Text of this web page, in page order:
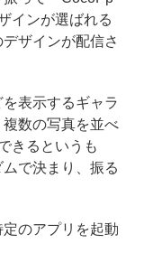
インが選ばれる
ザインが配信さ
表示するギャラ
数の写真を並べ
きるというも
で決まり、振る
のアプリを起動